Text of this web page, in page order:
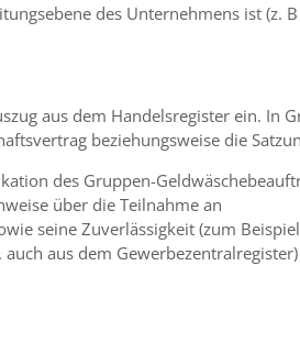
des Unternehmens ist (z. B
aus dem Handelsregister ein. In
beziehungsweise die
des Gruppen-
über die Teilnahme an
seine Zuverlässigkeit (zum
aus dem Gewerbezentralregister)